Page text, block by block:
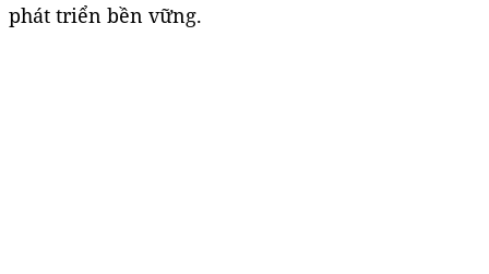
phát triển bền vững.